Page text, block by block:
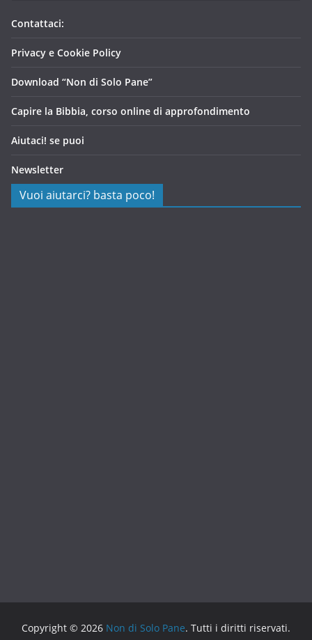
Contattaci:
Privacy e Cookie Policy
Download “Non di Solo Pane”
Capire la Bibbia, corso online di approfondimento
Aiutaci! se puoi
Newsletter
Vuoi aiutarci? basta poco!
Copyright © 2026 Non di Solo Pane. Tutti i diritti riservati.